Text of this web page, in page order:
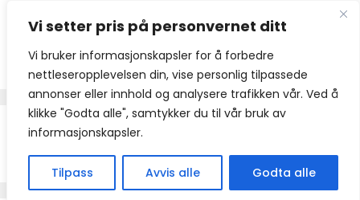
Vi setter pris på personvernet ditt
Vi bruker informasjonskapsler for å forbedre
nettleseropplevelsen din, vise personlig tilpassede
annonser eller innhold og analysere trafikken vår. Ved å
klikke "Godta alle", samtykker du til vår bruk av
informasjonskapsler.
Tilpass Avvis alle Godta alle
innhold
+250